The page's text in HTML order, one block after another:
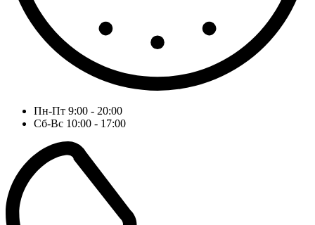
Пн-Пт 9:00 - 20:00
Сб-Вс 10:00 - 17:00